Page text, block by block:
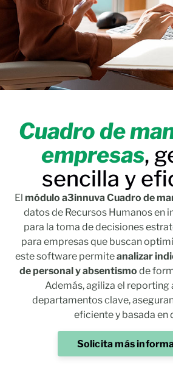
Cuadro de
empresas,
sencilla y
El módulo a3innuva Cuadro de
datos de Recursos Humanos en
para la toma de decisiones
para empresas que buscan
este software permiteanalizar
de personal y absentismo de
Además, agiliza el reporting
departamentos clave,
eficiente y basada en
Solicita más